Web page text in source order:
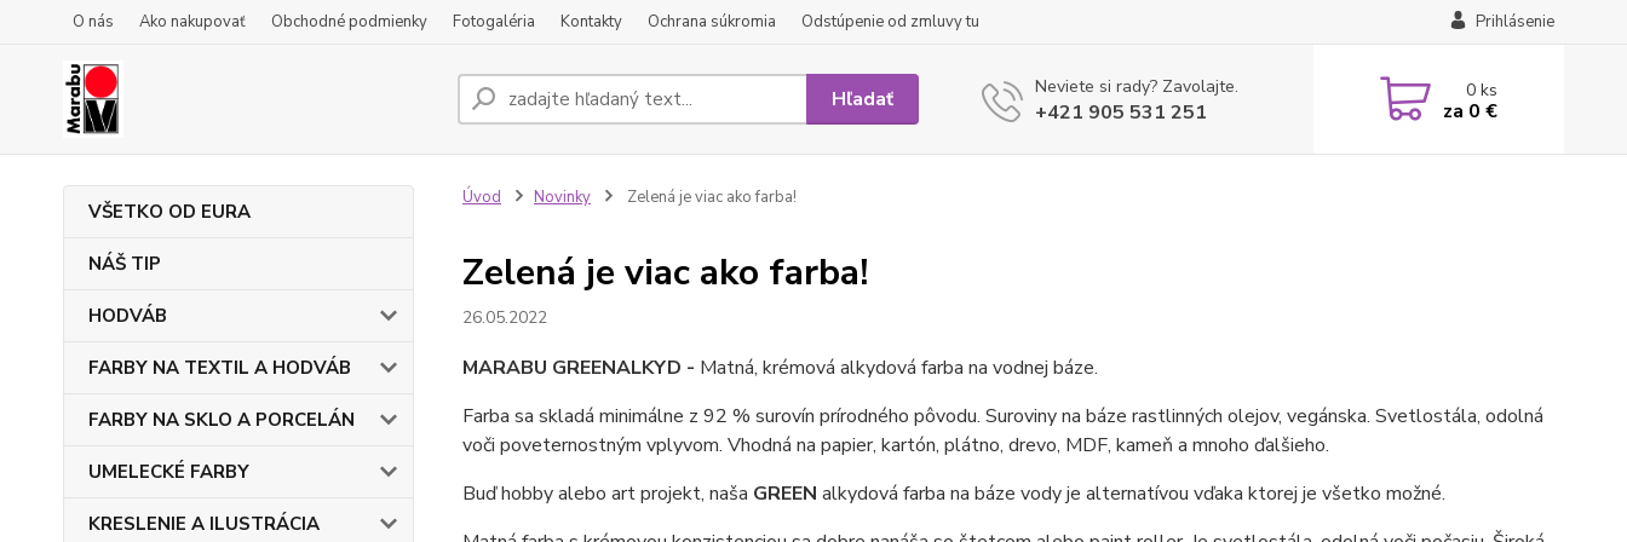
O nás Ako nakupovať Obchodné podmienky Fotogaléria Kontakty Ochrana súkromia Odstúpenie od zmluvy tu Prihlásenie
Hľadať Neviete si rady? Zavolajte.
+421 905 531 251
0ks
za 0 €
VŠETKO OD EURA
NÁŠ TIP
HODVÁB
FARBY NA TEXTIL A HODVÁB
FARBY NA SKLO A PORCELÁN
UMELECKÉ FARBY
KRESLENIE A ILUSTRÁCIA
Úvod Novinky Zelená je viac ako farba!
Zelená je viac ako farba!
26.05.2022
MARABU GREENALKYD - Matná, krémová alkydová farba na vodnej báze.
Farba sa skladá minimálne z 92 % surovín prírodného pôvodu. Suroviny na báze rastlinných olejov, vegánska. Svetlostála, odolná
voči poveternostným vplyvom. Vhodná na papier, kartón, plátno, drevo, MDF, kameň a mnoho ďalšieho.
Buď hobby alebo art projekt, naša GREEN alkydová farba na báze vody je alternatívou vďaka ktorej je všetko možné.